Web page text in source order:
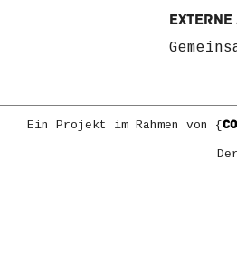
Externe
Ein Projekt im Rahmen von {